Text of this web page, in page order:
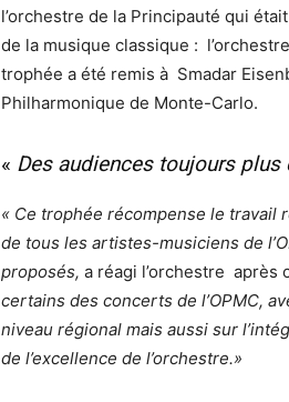
l’orchestre de la Principauté qui
de la musique classique :
trophée a été remis à Smadar
Philharmonique de Monte-Carlo.
« Des audiences toujours plus
« Ce trophée récompense le travail
de tous les artistes-musiciens de
proposés, a réagi l’orchestre après
certains des concerts de l’OPMC,
niveau régional mais aussi sur
de l’excellence de l’orchestre.»